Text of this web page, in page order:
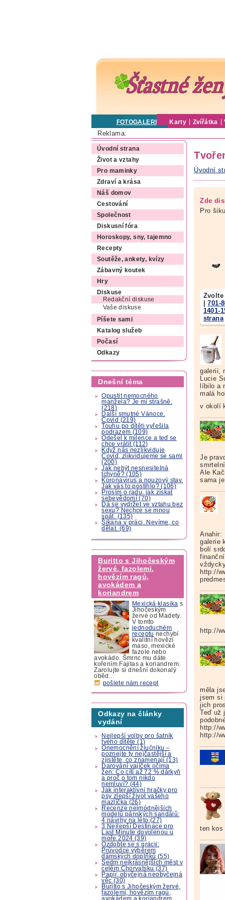
FOTOGALERIE Karty Zvířátka
Reklama:
Úvodní strana
Život a vztahy
Pro maminky
Zdraví a krása
Náš domov
Cestování
Společnost
Diskusní fóra
Horoskopy, sny, tajemno
Recepty
Soutěže, ankety, kvízy
Zábavný koutek
Hry
Diskuse
Redakční diskuse
Vaše diskuse
Píšete sami
Katalog služeb
Počasí
Odkazy
Dnešní téma
Opustit nemocného
manžela? Je mi strašně.
(218)
Další smutné Vánoce.
Covid (219)
Touhu po dítěti vyřešila
podrazem (109)
Odešel k milence a teď se
chce vrátit (112)
Když nás nezlikviduje
Covid, zlikvidujeme se sami
(200)
Jak nebýt nesnesitelná
tchyně? (105)
Koronavirus a nouzový stav.
Jak vás to postihlo? (106)
Prosím o radu, jak získat
sebevědomí (70)
Dá se vydržet ve vztahu bez
sexu? Nechce se mnou
spát. (135)
Šikana v práci. Nevíme, co
dělat. (69)
Buritto s Jihočeským
žervé, fazolemi,
hovězím ragú,
avokádem a
koriandrem
Mexická klasika s
Jihočeským
žervé od Madety.
V tomto
jednoduchém
receptu nechybí
kvalitní hovězí
maso, mexické
fazole nebo
avokádo. Šmrnc mu dáte
kořením Fajitas a koriandrem.
Zarolujte si dnešní dokonalý
oběd...
pošlete nám recept
Odkazy na články
vydání
Nejlepší volby pro šatník
tvého dítěte (1)
Onemocnění žlučníku –
poznejte ty nejčastější a
zjistěte, co znamenají (13)
Darování vajíček očima
žen: Co cítí až 72 % dárkyň
a proč o tom nikdo
nemluví? (44)
Jak interaktivní hračky pro
psy zlepší život vašeho
mazlíčka (26)
Recenze nejmódnějších
modelů pánských sandálů:
4 návrhy na léto (27)
3 Nejlepší Destinace pro
Last Minute dovolenou u
moře 2024 (39)
Ozdobte se s grácii:
Průvodce výběrem
dámských doplňků (55)
Sedm nejkrásnějších měst v
celém Chorvatsku (37)
Papír, obyčejná neobyčejná
věc (30)
Buritto s Jihočeským žervé,
fazolemi, hovězím ragú,
avokádem a koriandrem
Úvodní
Zde
Pro
|701-
1401-
strana
galerii,
Lucie
líbilo a
malá
v okolí
Je
Ale
sama
Anahir:
galerie
bolí
http://
http://
měla
jsem si
jich
Teď už
http://
http://
ten kos